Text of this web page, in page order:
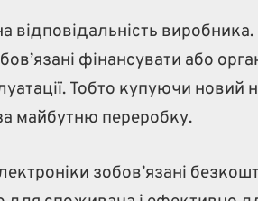
фінансувати або
Тобто купуючи новий
майбутню переробку.
зобов’язані